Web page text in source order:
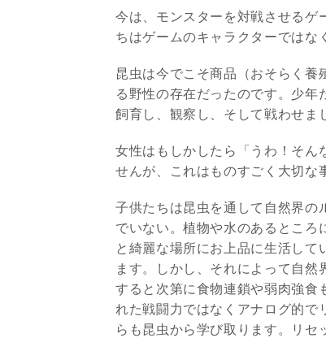
今は、モンスターを対戦させるゲ
ちはゲームのキャラクターではな
昆虫は今でこそ商品（おそらく養
る野性の存在だったのです。少年
飼育し、観察し、そして戦わせま
女性はもしかしたら「うわ！そん
せんが、これはものすごく大切な
子供たちは昆虫を通して自然界の
でいない。植物や水のあるところ
と綺麗な場所にお上品に生活して
ます。しかし、それによって自然
すると次第に食物連鎖や弱肉強食
れた戦闘力ではなくアナログ的で
らも昆虫から学び取ります。リ